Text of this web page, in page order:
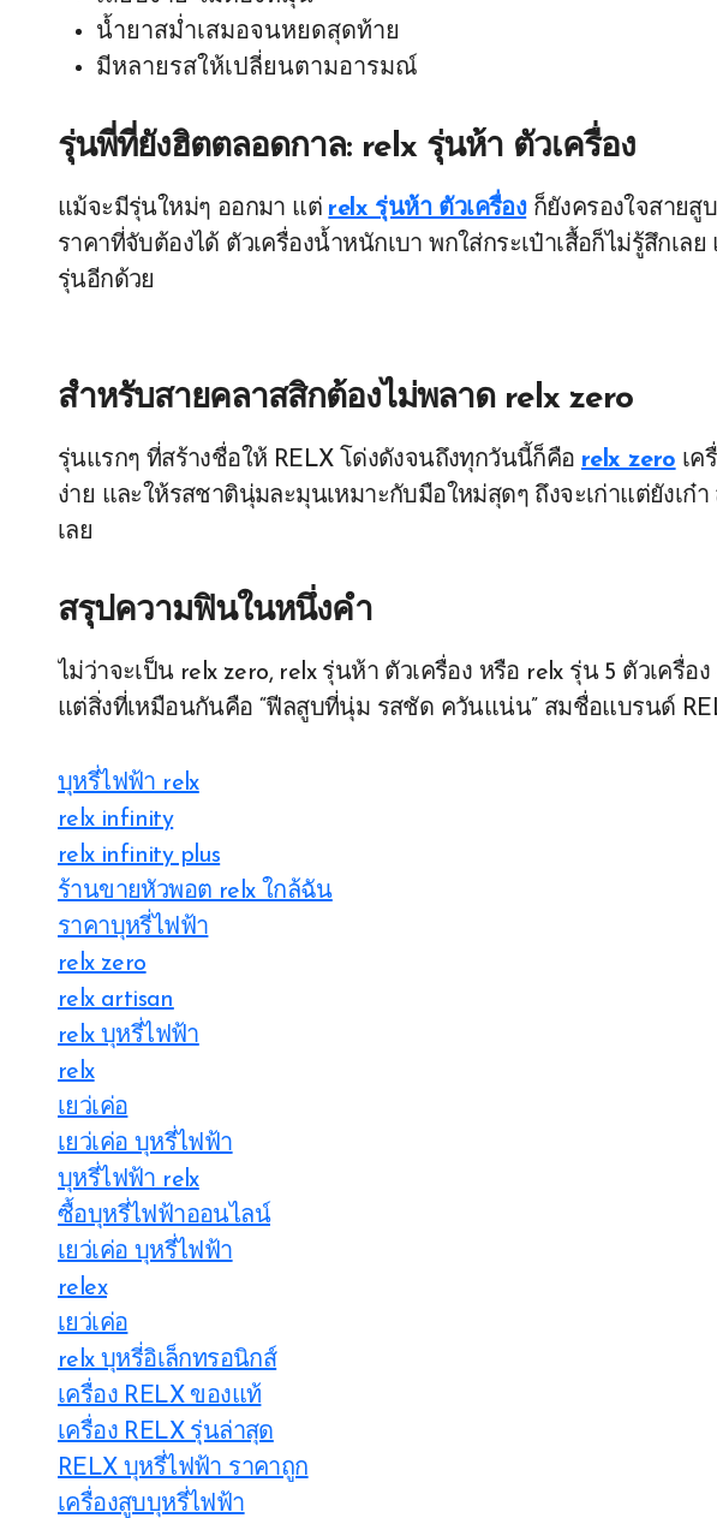
น้ำยาสม่ำเสมอจนหยดสุดท้าย
มีหลายรสให้เปลี่ยนตามอารมณ์
รุ่นพี่ที่ยังฮิตตลอดกาล: relx รุ่นห้า ตัวเครื่อง
แม้จะมีรุ่นใหม่ๆ ออกมา แต่ relx รุ่นห้า ตัวเครื่องก็ยังครองใจสายสู
ราคาที่จับต้องได้ ตัวเครื่องน้ำหนักเบา พกใส่กระเป๋าเสื้อก็ไม่รู้สึกเล
รุ่นอีกด้วย
สำหรับสายคลาสสิกต้องไม่พลาด relx zero
รุ่นแรกๆ ที่สร้างชื่อให้ RELX โด่งดังจนถึงทุกวันนี้ก็คือ relx zero เค
ง่าย และให้รสชาตินุ่มละมุนเหมาะกับมือใหม่สุดๆ ถึงจะเก่าแต่ยังเก๋
เลย
สรุปความฟินในหนึ่งคำ
ไม่ว่าจะเป็น relx zero, relx รุ่นห้า ตัวเครื่อง หรือ relx รุ่น 5 ตัวเครื่
แต่สิ่งที่เหมือนกันคือ “ฟีลสูบที่นุ่ม รสชัด ควันแน่น” สมชื่อแบรนด์
บุหรี่ไฟฟ้า relx
relx infinity
relx infinity plus
ร้านขายหัวพอต relx ใกล้ฉัน
ราคาบุหรี่ไฟฟ้า
relx zero
relx artisan
relx บุหรี่ไฟฟ้า
relx
เยว่เค่อ
เยว่เค่อ บุหรี่ไฟฟ้า
บุหรี่ไฟฟ้า relx
ซื้อบุหรี่ไฟฟ้าออนไลน์
เยว่เค่อ บุหรี่ไฟฟ้า
relex
เยว่เค่อ
relx บุหรี่อิเล็กทรอนิกส์
เครื่อง RELX ของแท้
เครื่อง RELX รุ่นล่าสุด
RELX บุหรี่ไฟฟ้า ราคาถูก
เครื่องสูบบุหรี่ไฟฟ้า